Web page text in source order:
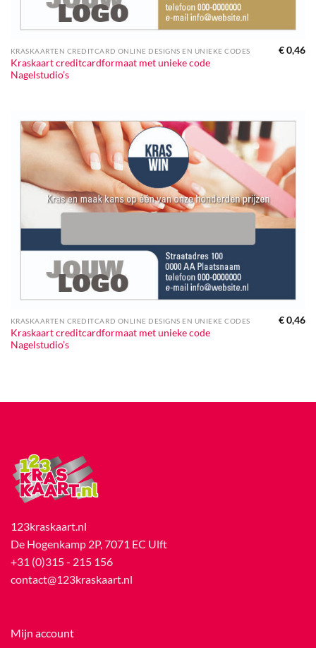
KRASKAARTEN CREDITCARD ONLINE DESIGNS EN UNIEKE CODES
Kraskaart creditcardformaat met unieke code
Nagelstudio’s
€0,46
KRASKAARTEN CREDITCARD ONLINE DESIGNS EN UNIEKE CODES
Kraskaart creditcardformaat met unieke code
Nagelstudio’s
€0,46
123kraskaart.nl
De Hogenkamp 2P, 7071 EC Ulft
+31 (0)315 - 215 156
contact@123kraskaart.nl
Mijn account